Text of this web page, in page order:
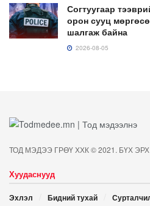
Согтуугаар
орон сууц
шалгаж байна
2026-08-05
ТОД МЭДЭЭ ГРӨҮ ХХК © 2021. БҮХ
Хуудаснууд
Эхлэл Бидний тухай